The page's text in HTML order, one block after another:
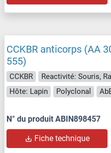
CCKBR anticorps (AA
555)
CCKBR Reactivité: Souris,
Hôte: Lapin
Polyclonal
N° du produit ABIN898457
Fiche technique